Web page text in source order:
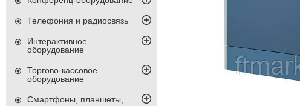
Телефония и радиосвязь
Интерактивное
оборудование
Торгово-кассовое
оборудование
Смартфоны, планшеты,